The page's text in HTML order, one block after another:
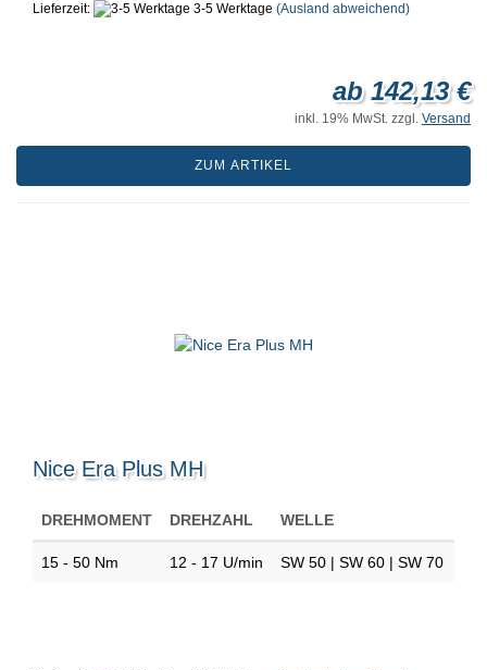
Lieferzeit: 3-5 Werktage (Ausland abweichend)
ab 142,13 €
inkl. 19% MwSt. zzgl. Versand
ZUM ARTIKEL
Nice Era Plus MH
DREHMOMENT DREHZAHL WELLE
15 - 50 Nm 12 - 17 U/min SW 50 | SW 60 | SW 70